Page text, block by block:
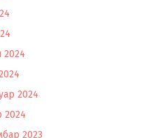
2024
2024
2024
2023